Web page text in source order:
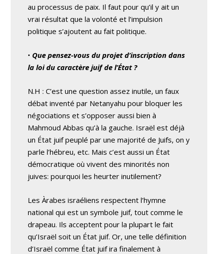
au processus de paix. Il faut pour qu’il y ait un
vrai résultat que la volonté et l’impulsion
politique s’ajoutent au fait politique.
• Que pensez-vous du projet d’inscription dans
la loi du caractère juif de l’État ?
N.H : C’est une question assez inutile, un faux
débat inventé par Netanyahu pour bloquer les
négociations et s’opposer aussi bien à
Mahmoud Abbas qu’à la gauche. Israël est déjà
un État juif peuplé par une majorité de Juifs, on y
parle l’hébreu, etc. Mais c’est aussi un État
démocratique où vivent des minorités non
juives: pourquoi les heurter inutilement?
Les Àrabes israéliens respectent l’hymne
national qui est un symbole juif, tout comme le
drapeau. Ils acceptent pour la plupart le fait
qu’Israël soit un État juif. Or, une telle définition
d’Israël comme État juif ira finalement à